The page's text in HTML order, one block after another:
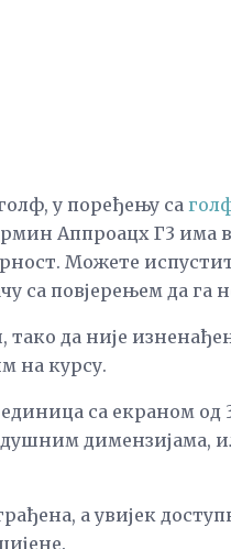
у поређењу са
Аппроацх Г3 има
Можете
са повјерењем да га
да није
на курсу.
са екраном од
димензијама,
а увијек